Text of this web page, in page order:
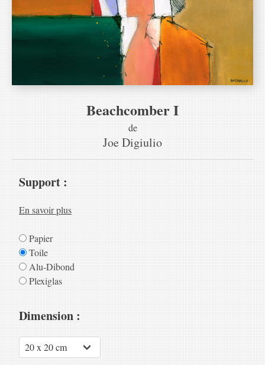
Beachcomber I
de
Joe Digiulio
Support :
En savoir plus
Papier
Toile
Alu-Dibond
Plexiglas
Dimension :